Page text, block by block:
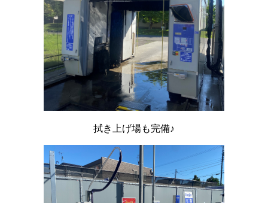
拭き上げ場も完備♪